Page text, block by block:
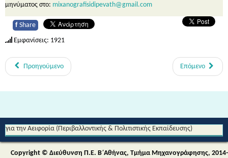
μηνύματος στο: mixanografisidipevath@gmail.com
f Share
Εμφανίσεις: 1921
Προηγούμενο Επόμενο
Από τη Μυθολογία στο Διάστημα - Διεθνές Θεματικό Δίκτυο Εκπαίδευσης
για την Αειφορία (Περιβαλλοντικής & Πολιτιστικής Εκπαίδευσης)
Copyright © Διεύθυνση Π.Ε. Β΄Αθήνας, Τμήμα Μηχανογράφησης, 2014-